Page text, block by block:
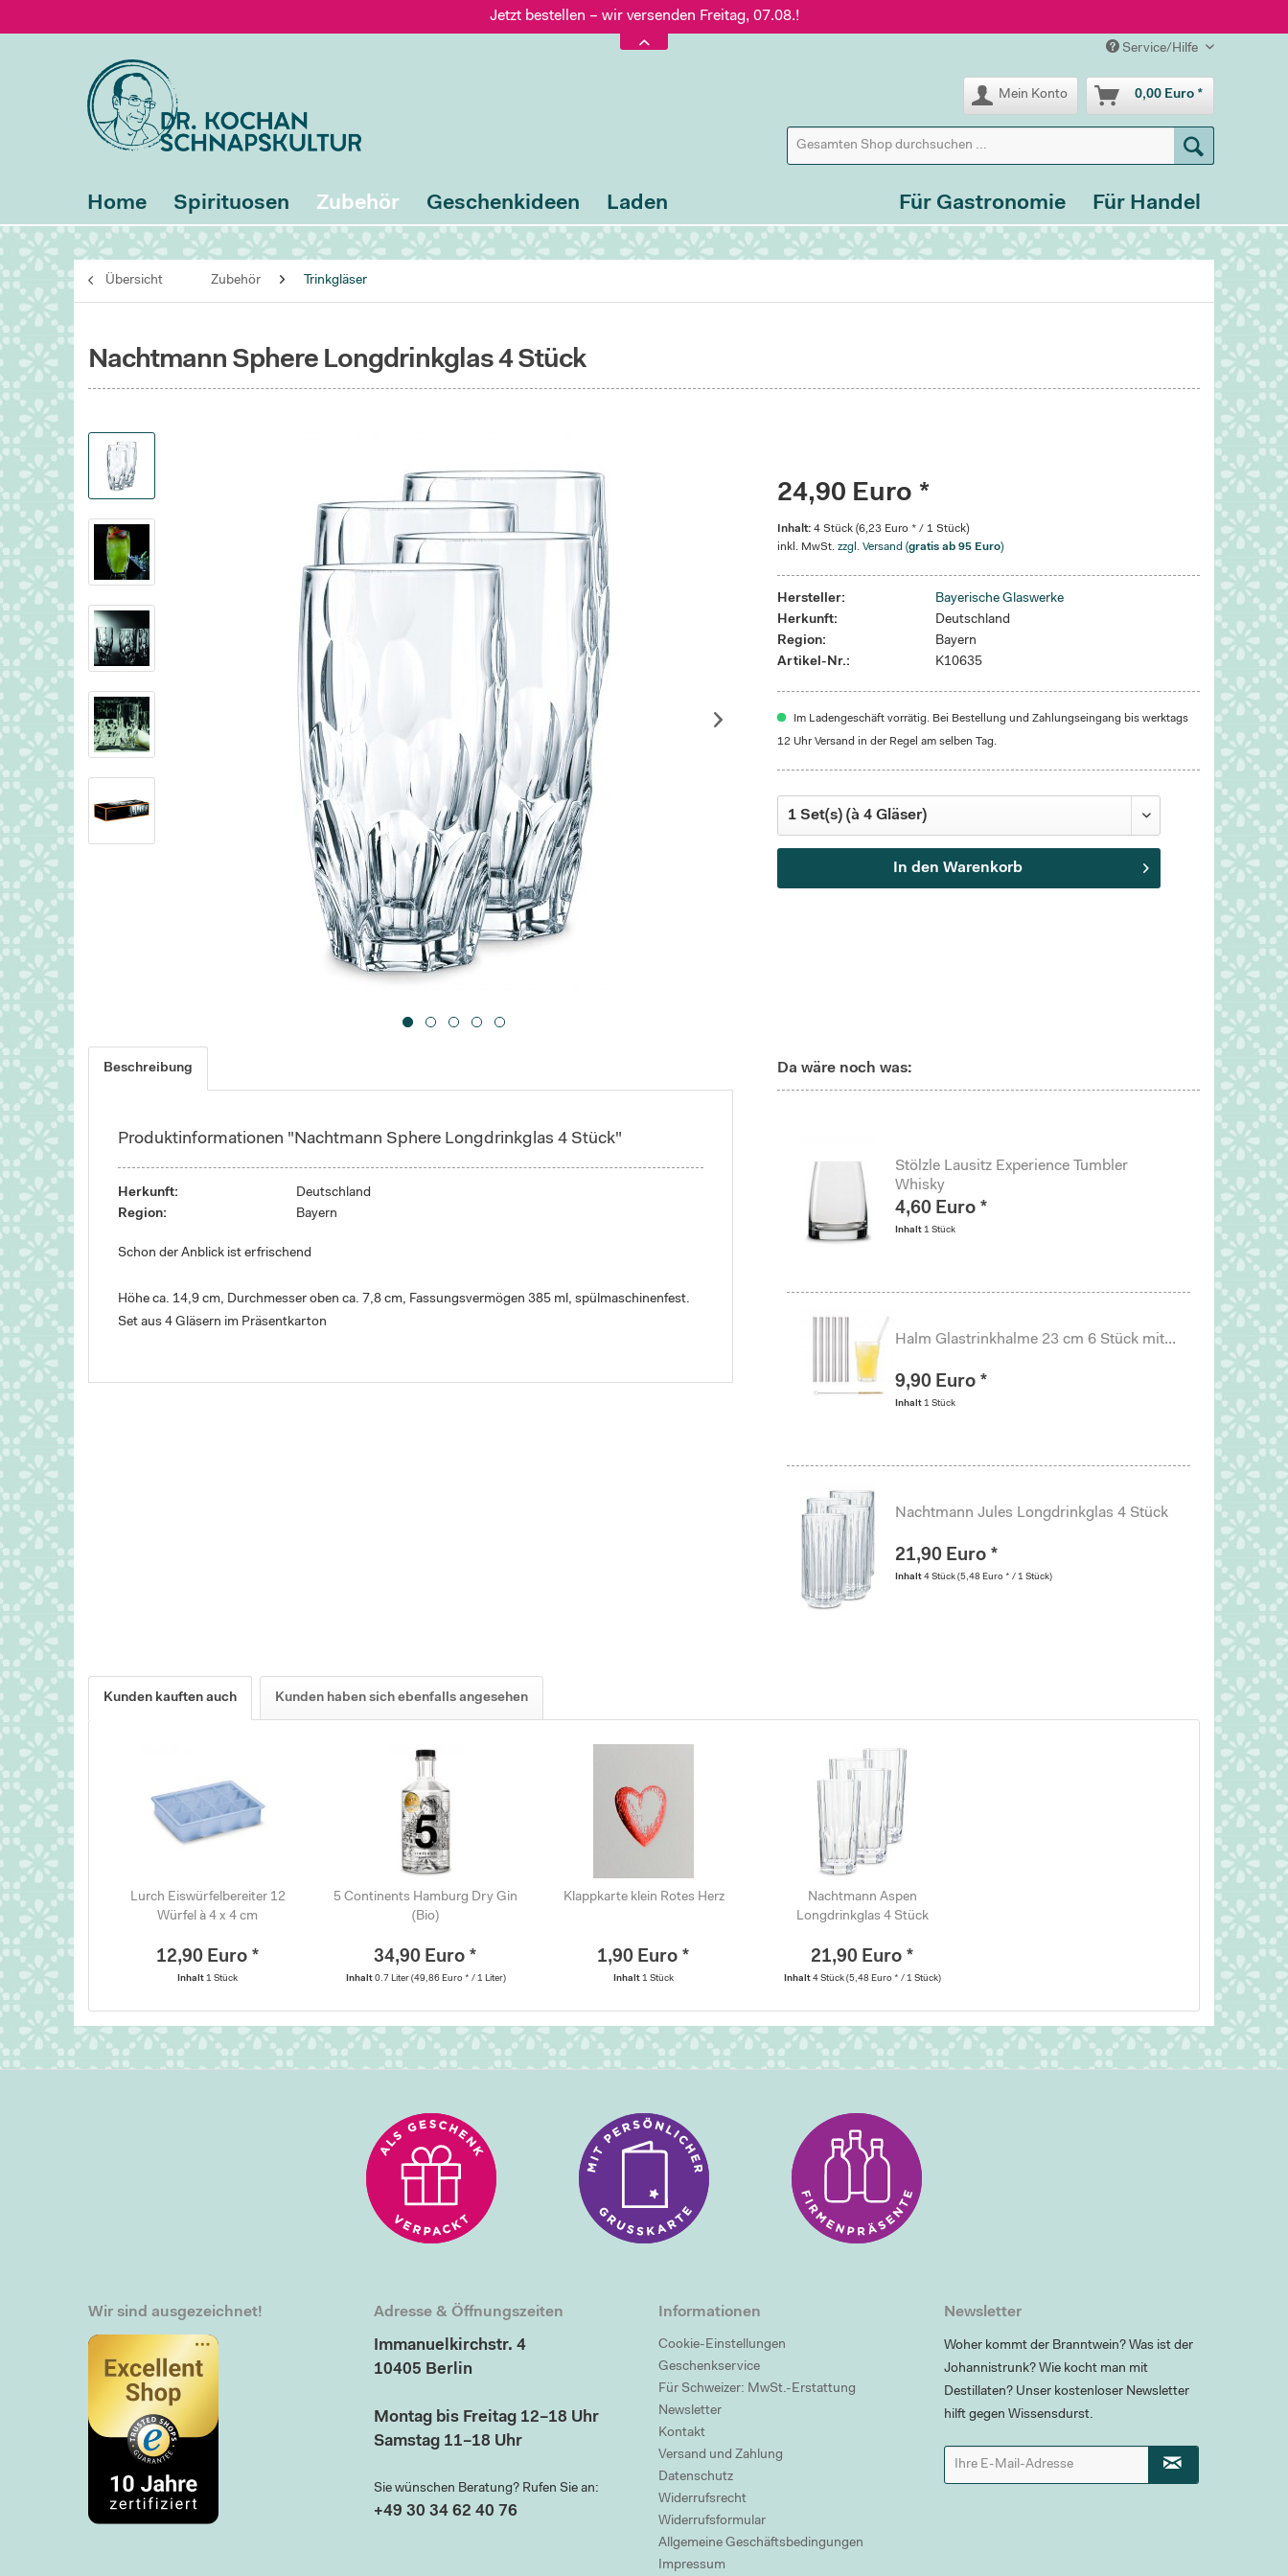
Jetzt bestellen – wir versenden Freitag, 07.08.!
Versand nur 5,60 €, gratis ab 95 € Warenwert
Jetzt bestellen – wir versenden Freitag, 07.08.!
Service/Hilfe
Mein Konto 0,00 Euro *
Home Spirituosen Zubehör Geschenkideen Laden Für Handel
Für Gastronomie
Übersicht Zubehör Trinkgläser
Nachtmann Sphere Longdrinkglas 4 Stück
24,90 Euro *
Inhalt:4 Stück (6,23 Euro * / 1 Stück)
inkl. MwSt.zzgl. Versand (gratis ab 95 Euro)
Hersteller:
Bayerische Glaswerke
Herkunft:
Deutschland
Region:
Bayern
Artikel-Nr.:
K10635
Im Ladengeschäft vorrätig. Bei Bestellung und Zahlungseingang bis werktags
12 Uhr Versand in der Regel am selben Tag.
In den Warenkorb
Beschreibung
Produktinformationen "Nachtmann Sphere Longdrinkglas 4 Stück"
Herkunft:
Deutschland
Region:
Bayern
Schon der Anblick ist erfrischend
Höhe ca. 14,9 cm, Durchmesser oben ca. 7,8 cm, Fassungsvermögen 385 ml, spülmaschinenfest.
Set aus 4 Gläsern im Präsentkarton
Da wäre noch was:
Stölzle Lausitz Experience Tumbler
Whisky
4,60 Euro *
Inhalt 1 Stück
Halm Glastrinkhalme 23 cm 6 Stück mit...
9,90 Euro *
Inhalt 1 Stück
Nachtmann Jules Longdrinkglas 4 Stück
21,90 Euro *
Inhalt 4 Stück (5,48 Euro * / 1 Stück)
Kunden kauften auch Kunden haben sich ebenfalls angesehen
Lurch Eiswürfelbereiter 12
Würfel à 4 x 4 cm
12,90 Euro *
Inhalt1 Stück
5 Continents Hamburg Dry Gin
(Bio)
34,90 Euro *
Inhalt 0.7 Liter (49,86 Euro * / 1 Liter)
Klappkarte klein Rotes Herz
1,90 Euro *
Inhalt1 Stück
Nachtmann Aspen
Longdrinkglas 4 Stück
21,90 Euro *
Inhalt 4 Stück (5,48 Euro * / 1 Stück)
Wir sind ausgezeichnet! Adresse & Öffnungszeiten
Immanuelkirchstr. 4
10405 Berlin
Montag bis Freitag 12–18 Uhr
Samstag 11–18 Uhr
Sie wünschen Beratung? Rufen Sie an:
+49 30 34 62 40 76
Informationen
Cookie-Einstellungen
Geschenkservice
Für Schweizer: MwSt.-Erstattung
Newsletter
Kontakt
Versand und Zahlung
Datenschutz
Widerrufsrecht
Widerrufsformular
Allgemeine Geschäftsbedingungen
Impressum
Newsletter
Woher kommt der Branntwein? Was ist der
Johannistrunk? Wie kocht man mit
Destillaten? Unser kostenloser Newsletter
hilft gegen Wissensdurst.